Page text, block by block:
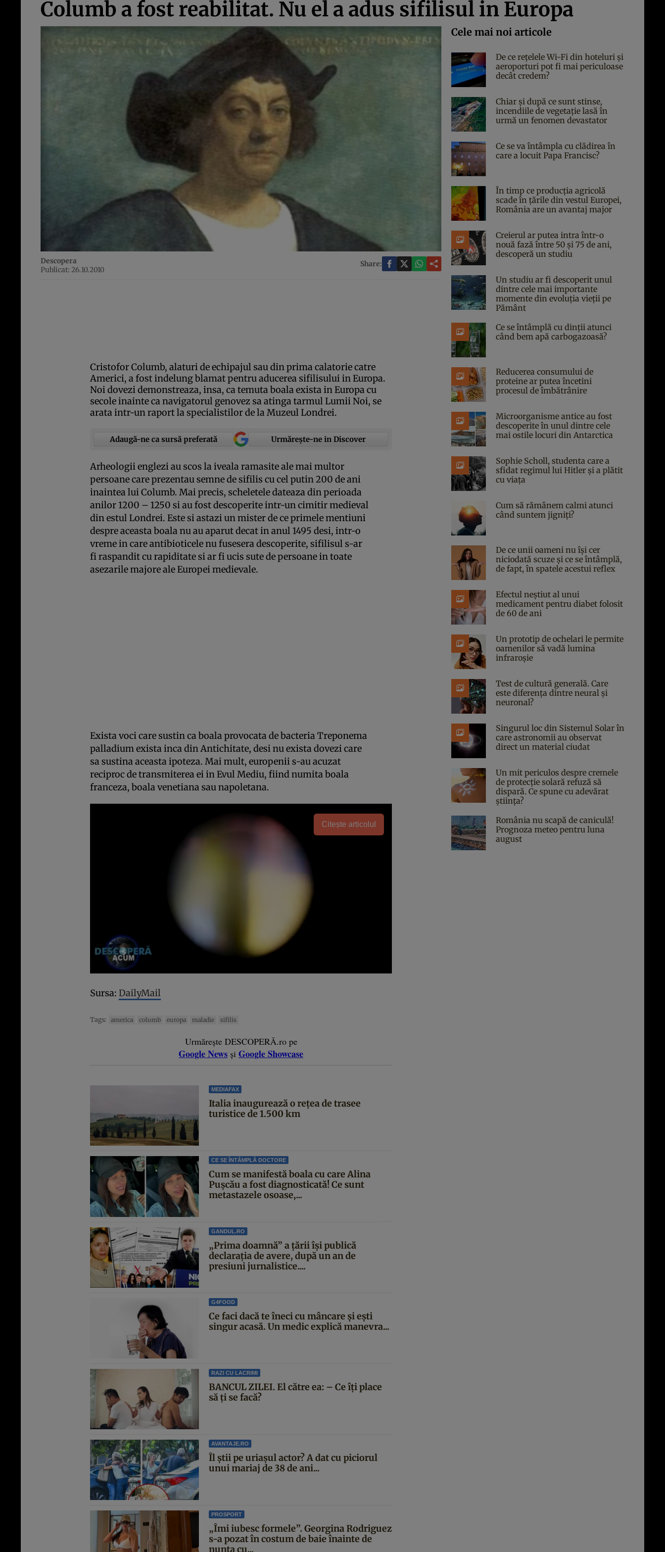
Columb a fost reabilitat. Nu el a adus sifilisul in Europa
Descopera
Publicat: 26.10.2010
Share:
Cristofor Columb, alaturi de echipajul sau din prima calatorie catre
Americi, a fost indelung blamat pentru aducerea sifilisului in Europa.
Noi dovezi demonstreaza, insa, ca temuta boala exista in Europa cu
secole inainte ca navigatorul genovez sa atinga tarmul Lumii Noi, se
arata intr-un raport la specialistilor de la Muzeul Londrei.
Adaugă-ne ca sursă preferată Urmărește-ne in Discover
Arheologii englezi au scos la iveala ramasite ale mai multor
persoane care prezentau semne de sifilis cu cel putin 200 de ani
inaintea lui Columb. Mai precis, scheletele dateaza din perioada
anilor 1200 – 1250 si au fost descoperite intr-un cimitir medieval
din estul Londrei. Este si astazi un mister de ce primele mentiuni
despre aceasta boala nu au aparut decat in anul 1495 desi, intr-o
vreme in care antibioticele nu fusesera descoperite, sifilisul s-ar
fi raspandit cu rapiditate si ar fi ucis sute de persoane in toate
asezarile majore ale Europei medievale.
Exista voci care sustin ca boala provocata de bacteria Treponema
palladium exista inca din Antichitate, desi nu exista dovezi care
sa sustina aceasta ipoteza. Mai mult, europenii s-au acuzat
reciproc de transmiterea ei in Evul Mediu, fiind numita boala
franceza, boala venetiana sau napoletana.
Citește articolul
Sursa: DailyMail
Tags: america columb europa maladie sifilis
Urmărește DESCOPERĂ.ro pe
Google News și Google Showcase
MEDIAFAX
Italia inaugurează o rețea de trasee
turistice de 1.500 km
CE SE ÎNTÂMPLĂ DOCTORE
Cum se manifestă boala cu care Alina
Pușcău a fost diagnosticată! Ce sunt
metastazele osoase,...
GANDUL.RO
„Prima doamnă” a țării își publică
declarația de avere, după un an de
presiuni jurnalistice....
G4FOOD
Ce faci dacă te îneci cu mâncare și ești
singur acasă. Un medic explică manevra...
RAZI CU LACRIMI
BANCUL ZILEI. El către ea: – Ce îți place
să ți se facă?
AVANTAJE.RO
Îl știi pe uriașul actor? A dat cu piciorul
unui mariaj de 38 de ani...
PROSPORT
„Îmi iubesc formele”. Georgina Rodriguez
s-a pozat în costum de baie înainte de
nunta cu...
Cele mai noi articole
De ce rețelele Wi-Fi din hoteluri și
aeroporturi pot fi mai periculoase
decât credem?
Chiar și după ce sunt stinse,
incendiile de vegetație lasă în
urmă un fenomen devastator
Ce se va întâmpla cu clădirea în
care a locuit Papa Francisc?
În timp ce producția agricolă
scade în țările din vestul Europei,
România are un avantaj major
Creierul ar putea intra într-o
nouă fază între 50 și 75 de ani,
descoperă un studiu
Un studiu ar fi descoperit unul
dintre cele mai importante
momente din evoluția vieții pe
Pământ
Ce se întâmplă cu dinții atunci
când bem apă carbogazoasă?
Reducerea consumului de
proteine ar putea încetini
procesul de îmbătrânire
Microorganisme antice au fost
descoperite în unul dintre cele
mai ostile locuri din Antarctica
Sophie Scholl, studenta care a
sfidat regimul lui Hitler și a plătit
cu viața
Cum să rămânem calmi atunci
când suntem jigniți?
De ce unii oameni nu își cer
niciodată scuze și ce se întâmplă,
de fapt, în spatele acestui reflex
Efectul neștiut al unui
medicament pentru diabet folosit
de 60 de ani
Un prototip de ochelari le permite
oamenilor să vadă lumina
infraroșie
Test de cultură generală. Care
este diferența dintre neural și
neuronal?
Singurul loc din Sistemul Solar în
care astronomii au observat
direct un material ciudat
Un mit periculos despre cremele
de protecție solară refuză să
dispară. Ce spune cu adevărat
știința?
România nu scapă de caniculă!
Prognoza meteo pentru luna
august